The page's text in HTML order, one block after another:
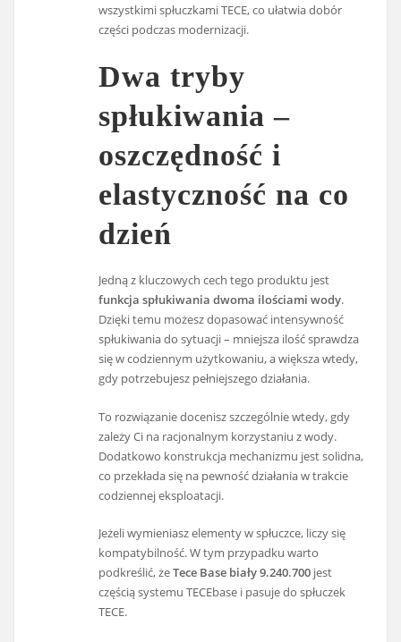
wszystkimi spłuczkami TECE, co ułatwia dobór
części podczas modernizacji.
Dwa tryby
spłukiwania –
oszczędność i
elastyczność na co
dzień
Jedną z kluczowych cech tego produktu jest
funkcja spłukiwania dwoma ilościami wody.
Dzięki temu możesz dopasować intensywność
spłukiwania do sytuacji – mniejsza ilość sprawdza
się w codziennym użytkowaniu, a większa wtedy,
gdy potrzebujesz pełniejszego działania.
To rozwiązanie docenisz szczególnie wtedy, gdy
zależy Ci na racjonalnym korzystaniu z wody.
Dodatkowo konstrukcja mechanizmu jest solidna,
co przekłada się na pewność działania w trakcie
codziennej eksploatacji.
Jeżeli wymieniasz elementy w spłuczce, liczy się
kompatybilność. W tym przypadku warto
podkreślić, żeTece Base biały 9.240.700 jest
częścią systemu TECEbase i pasuje do spłuczek
TECE.